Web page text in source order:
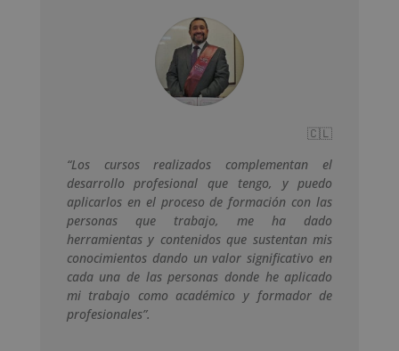
🇨🇱
“Los cursos realizados complementan el
desarrollo profesional que tengo, y puedo
aplicarlos en el proceso de formación con las
personas que trabajo, me ha dado
herramientas y contenidos que sustentan mis
conocimientos dando un valor significativo en
cada una de las personas donde he aplicado
mi trabajo como académico y formador de
profesionales”.